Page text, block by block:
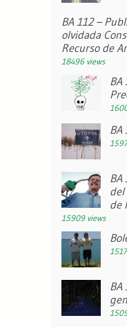
BA 112 –
olvidada
Recurso de
18496 views
BA
BA
BA
de
15909 views
BA